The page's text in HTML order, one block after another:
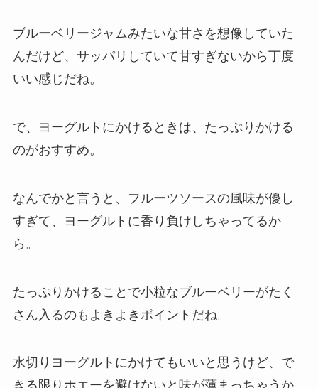
ブルーベリージャムみたいな甘さを想像していた
んだけど、サッパリしていて甘すぎないから丁度
いい感じだね。
で、ヨーグルトにかけるときは、たっぷりかける
のがおすすめ。
なんでかと言うと、フルーツソースの風味が優し
すぎて、ヨーグルトに香り負けしちゃってるか
ら。
たっぷりかけることで小粒なブルーベリーがたく
さん入るのもよきよきポイントだね。
水切りヨーグルトにかけてもいいと思うけど、で